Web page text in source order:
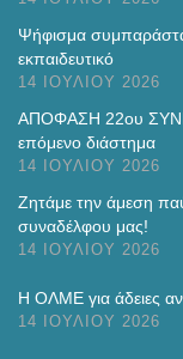
Ψήφισμα
εκπαιδευτικό
14 ΙΟΥΛΊΟΥ 2026
ΑΠΟΦΑΣΗ 22ου
επόμενο διάστημα
14 ΙΟΥΛΊΟΥ 2026
Ζητάμε την άμεση
συναδέλφου μας!
14 ΙΟΥΛΊΟΥ 2026
H ΟΛΜΕ για άδειες
14 ΙΟΥΛΊΟΥ 2026